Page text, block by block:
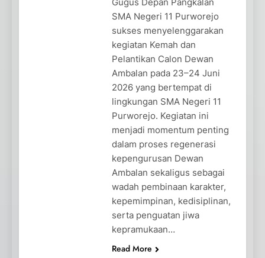
SMA Negeri 11 Purworejo
sukses menyelenggarakan
kegiatan Kemah dan
Pelantikan Calon Dewan
Ambalan pada 23–24 Juni
2026 yang bertempat di
lingkungan SMA Negeri 11
Purworejo. Kegiatan ini
menjadi momentum penting
dalam proses regenerasi
kepengurusan Dewan
Ambalan sekaligus sebagai
wadah pembinaan karakter,
kepemimpinan, kedisiplinan,
serta penguatan jiwa
kepramukaan…
Read More